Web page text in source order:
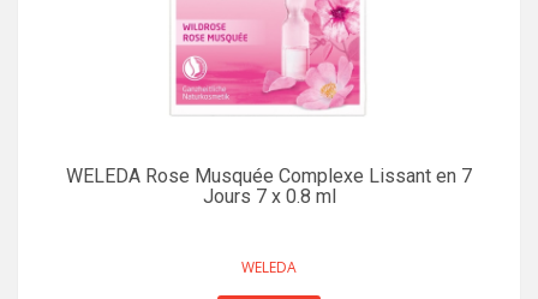
WELEDA Rose Musquée Complexe Lissant en 7
Jours 7 x 0.8 ml
WELEDA